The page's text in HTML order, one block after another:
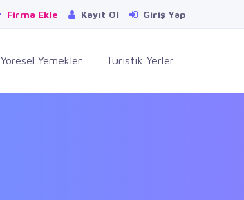
Firma Ekle Kayıt Ol Giriş Yap
Yöresel Yemekler Turistik Yerler